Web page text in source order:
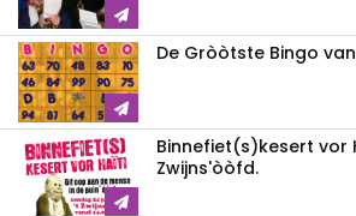
De Gròòtste Bingo
Binnefiet(s)kesert vor
Zwijns'òòfd.